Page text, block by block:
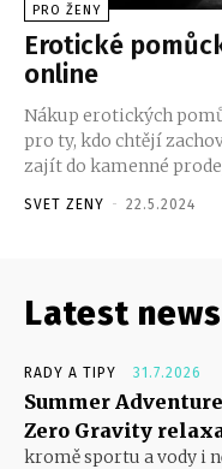
PRO ŽENY
Erotické
online
Nákup erotických
pro ty, kdo chtějí
zajít do kamenné
SVET ZENY - 22.5.2024
Latest news
RADY A TIPY 31.7.2026
Summer
Zero Gravity
kromě sportu a vody i